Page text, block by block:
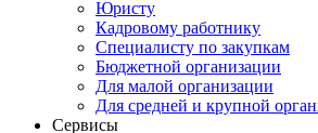
Юристу
Кадровому работнику
Специалисту по закупкам
Бюджетной организации
Для малой организации
Для средней и крупной
Сервисы